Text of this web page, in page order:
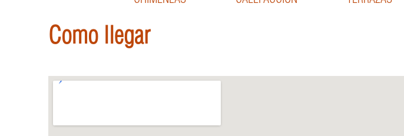
Como llegar